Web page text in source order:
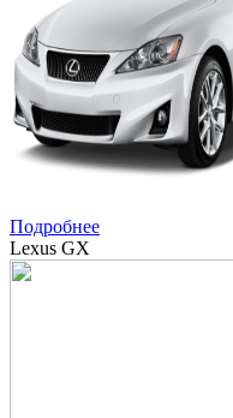
Подробнее
Lexus GX